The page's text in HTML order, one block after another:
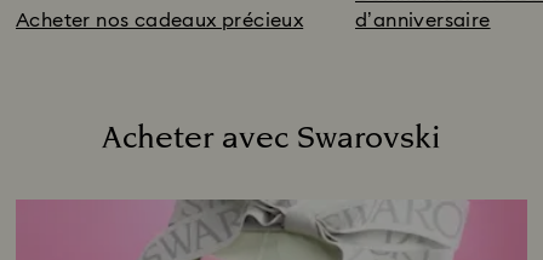
Acheter nos cadeaux précieux
d’anniversaire
Acheter avec Swarovski